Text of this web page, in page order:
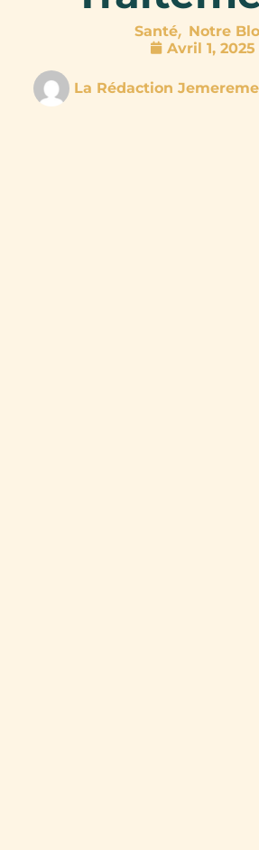
Santé, Notre
Avril 1, 2025
La Rédaction